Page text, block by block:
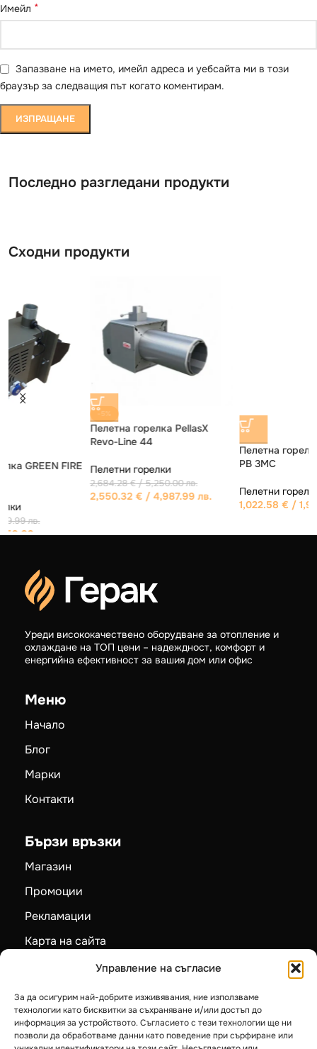
Управление на съгласие
За да осигурим най-добрите изживявания, ние използваме
технологии като бисквитки за съхраняване и/или достъп до
информация за устройството. Съгласието с тези технологии ще ни
позволи да обработваме данни като поведение при сърфиране или
Имейл *
Запазване на името, имейл адреса и уебсайта ми в този
браузър за следващия път когато коментирам.
Последно разгледани продукти
Сходни продукти
Пелетна горелка PellasX
Пелетни горелки
/ 5,250.00 лв.
/ 4,987.99 лв.
Пелетна горелка GREEN FIRE
Пелетни горелки
/ 1,999.99 лв.
охлаждане на ТОП цени – надеждност, комфорт и
енергийна ефективност за вашия дом или офис
Меню
Бързи връзки
Категории
Пелетни камини
Камини на дърва